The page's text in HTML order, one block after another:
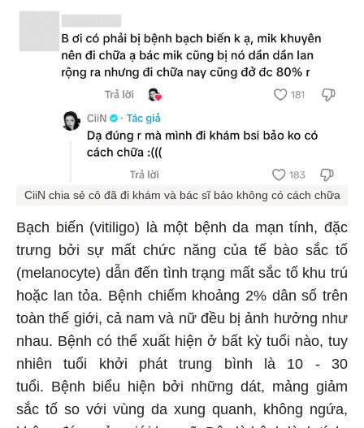
CiiN chia sẻ cô đã đi khám và bác sĩ bảo không có cách chữa
Bạch biến (vitiligo) là một bệnh da mạn tính, đặc
trưng bởi sự mất chức năng của tế bào sắc tố
(melanocyte) dẫn đến tình trạng mất sắc tố khu trú
hoặc lan tỏa. Bệnh chiếm khoảng 2% dân số trên
toàn thế giới, cả nam và nữ đều bị ảnh hưởng như
nhau. Bệnh có thể xuất hiện ở bất kỳ tuổi nào, tuy
nhiên tuổi khởi phát trung bình là 10 - 30
tuổi. Bệnh biểu hiện bởi những dát, mảng giảm
sắc tố so với vùng da xung quanh, không ngứa,